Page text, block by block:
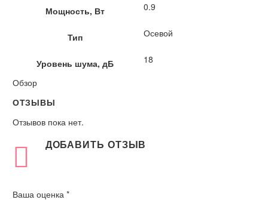
Мощность, Вт 0.9
Тип Осевой
Уровень шума, дБ
18
Обзор
ОТЗЫВЫ
Отзывов пока нет.
ДОБАВИТЬ ОТЗЫВ
Ваша оценка *